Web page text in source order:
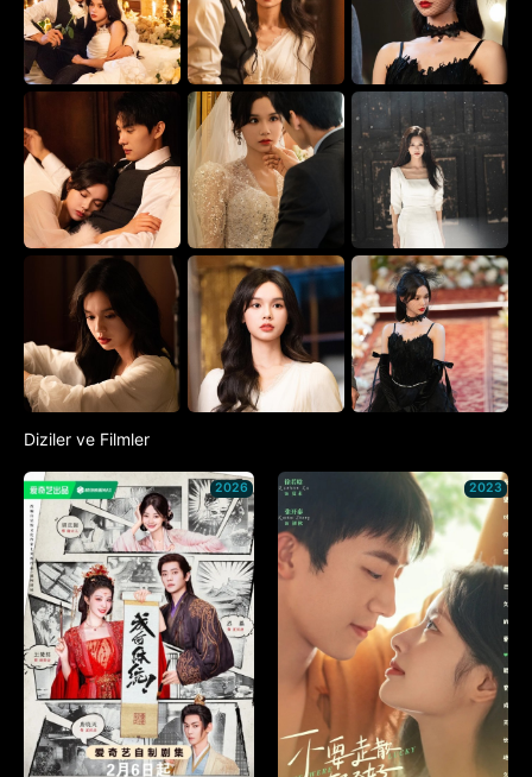
Diziler ve Filmler
2026 2023